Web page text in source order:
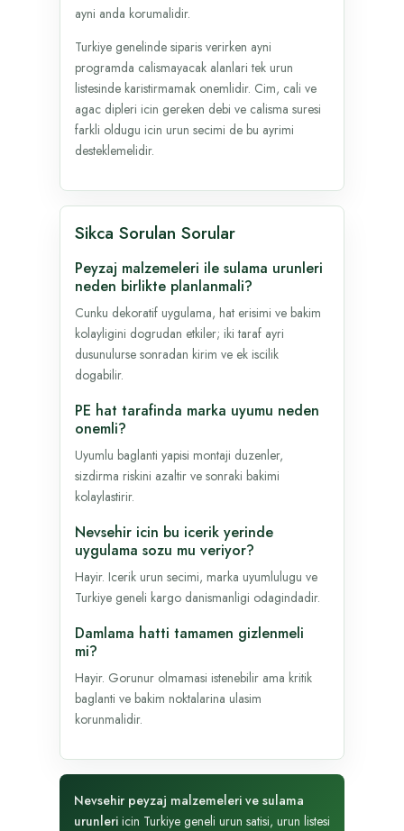
ayni anda korumalidir.
Turkiye genelinde siparis verirken ayni
programda calismayacak alanlari tek urun
listesinde karistirmamak onemlidir. Cim, cali ve
agac dipleri icin gereken debi ve calisma suresi
farkli oldugu icin urun secimi de bu ayrimi
desteklemelidir.
Sikca Sorulan Sorular
Peyzaj malzemeleri ile sulama urunleri
neden birlikte planlanmali?
Cunku dekoratif uygulama, hat erisimi ve bakim
kolayligini dogrudan etkiler; iki taraf ayri
dusunulurse sonradan kirim ve ek iscilik
dogabilir.
PE hat tarafinda marka uyumu neden
onemli?
Uyumlu baglanti yapisi montaji duzenler,
sizdirma riskini azaltir ve sonraki bakimi
kolaylastirir.
Nevsehir icin bu icerik yerinde
uygulama sozu mu veriyor?
Hayir. Icerik urun secimi, marka uyumlulugu ve
Turkiye geneli kargo danismanligi odagindadir.
Damlama hatti tamamen gizlenmeli
mi?
Hayir. Gorunur olmamasi istenebilir ama kritik
baglanti ve bakim noktalarina ulasim
korunmalidir.
Nevsehir peyzaj malzemeleri ve sulama
urunleri icin Turkiye geneli urun satisi, urun listesi